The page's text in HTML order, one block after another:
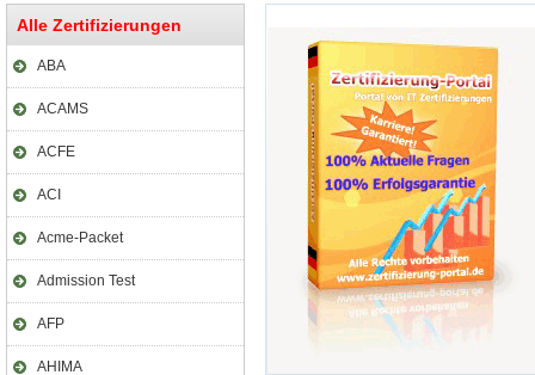
Alle Zertifizierungen
ABA
ACAMS
ACFE
ACI
Acme-Packet
Admission Test
AFP
AHIMA